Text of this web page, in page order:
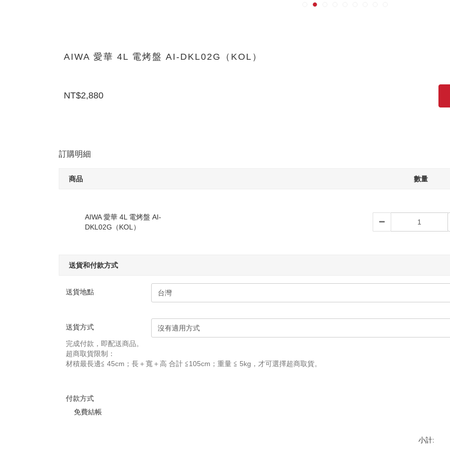
AIWA 愛華 4L 電烤盤 AI-DKL02G（KOL）
NT$2,880
訂購明細
商品 數量
AIWA 愛華 4L 電烤盤 AI-
DKL02G（KOL）
送貨和付款方式
送貨地點
送貨方式
完成付款，即配送商品。
超商取貨限制：
材積最長邊≦ 45cm；長＋寬＋高 合計 ≦105cm；重量 ≦ 5kg，才可選擇超商取貨。
付款方式
免費結帳
小計: